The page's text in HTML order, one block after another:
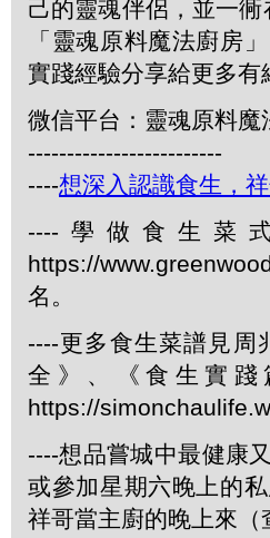
己的靈魂伴侶，並一
「靈魂原料魔法廚房
實踐經驗分享給更多有
微信平台：靈魂原料魔
-------------------------
----想深入認識食生，
----學做食生菜
https://
名。
----更多食生菜譜見周
全》、《食生實踐
https://
----想品嘗城中最健康
或參加星期六晚上的
祥哥當主廚的晚上來